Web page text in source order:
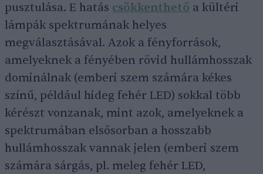
pusztulása. E hatás csökkenthető a kültéri
lámpák spektrumának helyes
megválasztásával. Azok a fényforrások,
amelyeknek a fényében rövid hullámhosszak
dominálnak (emberi szem számára kékes
színű, például hideg fehér LED) sokkal több
kérészt vonzanak, mint azok, amelyeknek a
spektrumában elsősorban a hosszabb
hullámhosszak vannak jelen (emberi szem
számára sárgás, pl. meleg fehér LED,